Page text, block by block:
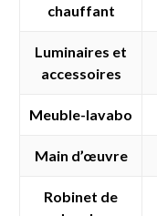
chauffant
Luminaires et
accessoires
Meuble-lavabo
Main d’œuvre
Robinet de